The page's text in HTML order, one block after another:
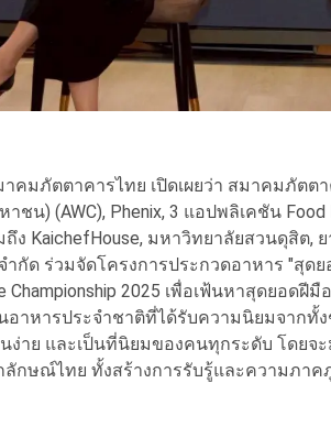
คมภัตตาคารไทย เปิดเผยว่า สมาคมภัตต
ชน) (AWC), Phenix, 3 แอปพลิเคชัน Food
มถึง KaichefHouse, มหาวิทยาลัยสวนดุสิต
กัด ร่วมจัดโครงการประกวดอาหาร "สุด
Championship 2025 เพื่อเฟ้นหาสุดยอด
อาหารประจำชาติที่ได้รับความนิยมจากทั้
ง่าย และเป็นที่นิยมของคนทุกระดับ โดยจ
ลักษณ์ไทย ทั้งสร้างการรับรู้และความภา